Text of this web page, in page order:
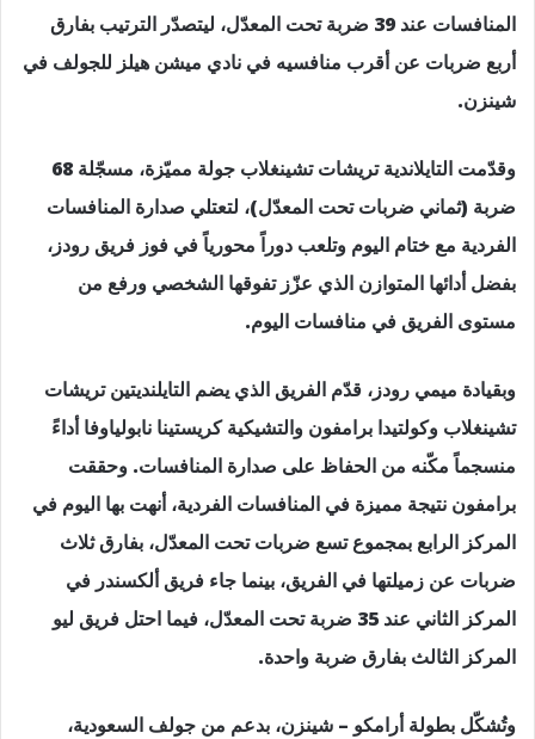
المنافسات عند 39 ضربة تحت المعدّل، ليتصدّر الترتيب بفارق
أربع ضربات عن أقرب منافسيه في نادي ميشن هيلز للجولف في
شينزن.
وقدّمت التايلاندية تريشات تشينغلاب جولة مميّزة، مسجّلة 68
ضربة (ثماني ضربات تحت المعدّل)، لتعتلي صدارة المنافسات
الفردية مع ختام اليوم وتلعب دوراً محورياً في فوز فريق رودز،
بفضل أدائها المتوازن الذي عزّز تفوقها الشخصي ورفع من
مستوى الفريق في منافسات اليوم.
وبقيادة ميمي رودز، قدّم الفريق الذي يضم التايلنديتين تريشات
تشينغلاب وكولتيدا برامفون والتشيكية كريستينا نابولياوفا أداءً
منسجماً مكّنه من الحفاظ على صدارة المنافسات. وحققت
برامفون نتيجة مميزة في المنافسات الفردية، أنهت بها اليوم في
المركز الرابع بمجموع تسع ضربات تحت المعدّل، بفارق ثلاث
ضربات عن زميلتها في الفريق، بينما جاء فريق ألكسندر في
المركز الثاني عند 35 ضربة تحت المعدّل، فيما احتل فريق ليو
المركز الثالث بفارق ضربة واحدة.
وتُشكّل بطولة أرامكو – شينزن، بدعم من جولف السعودية،